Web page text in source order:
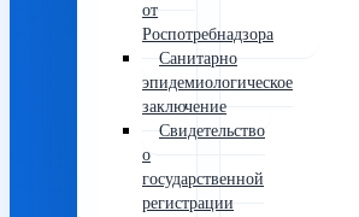
от
Роспотребнадзора
Санитарно
эпидемиологическое
заключение
Свидетельство
о
государственной
регистрации